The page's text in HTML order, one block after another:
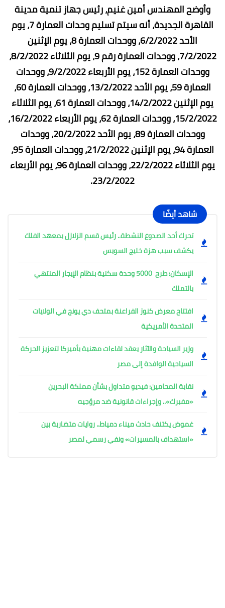
وأوضح المهندس أمين غنيم، رئيس جهاز تنمية مدينة
القاهرة الجديدة، أنه سيتم تسليم وحدات العمارة 7، يوم
الأحد 6/2/2022، ووحدات العمارة 8، يوم الإثنين
7/2/2022، ووحدات العمارة رقم 9، يوم الثلاثاء 8/2/2022،
ووحدات العمارة 152، يوم الأربعاء 9/2/2022، ووحدات
العمارة 59، يوم الأحد 13/2/2022، ووحدات العمارة 60،
يوم الإثنين 14/2/2022، ووحدات العمارة 61، يوم الثلاثاء
15/2/2022، ووحدات العمارة 62، يوم الأربعاء 16/2/2022،
ووحدات العمارة 89، يوم الأحد 20/2/2022، ووحدات
العمارة 94، يوم الإثنين 21/2/2022، ووحدات العمارة 95،
يوم الثلاثاء 22/2/2022، ووحدات العمارة 96، يوم الأربعاء
23/2/2022.
شاهد أيضًا
تحرك أحد الصدوع النشطة.. رئيس قسم الزلازل بمعهد الفلك
يكشف سبب هزة خليج السويس
الإسكان: طرح 5000 وحدة سكنية بنظام الإيجار المنتهي
بالتملك
افتتاح معرض كنوز الفراعنة بمتحف دي يونج في الولايات
المتحدة الأمريكية
وزير السياحة والآثار يعقد لقاءات مهنية بأميركا لتعزيز الحركة
السياحية الوافدة إلى مصر
نقابة المحامين: فيديو متداول بشأن مملكة البحرين
«مفبرك».. وإجراءات قانونية ضد مروّجيه
غموض يكتنف حادث ميناء دمياط.. روايات متضاربة بين
«استهداف بالمسيرات» ونفي رسمي لمصر